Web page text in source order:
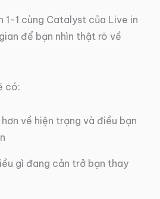
1-1 cùng Catalyst của Live in
để bạn nhìn thật rõ về
có:
về hiện trạng và điều bạn
gì đang cản trở bạn thay